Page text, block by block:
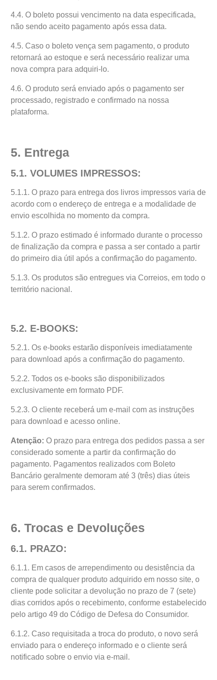
4.4. O boleto possui vencimento na data especificada,
não sendo aceito pagamento após essa data.
4.5. Caso o boleto vença sem pagamento, o produto
retornará ao estoque e será necessário realizar uma
nova compra para adquiri-lo.
4.6. O produto será enviado após o pagamento ser
processado, registrado e confirmado na nossa
plataforma.
5. Entrega
5.1. VOLUMES IMPRESSOS:
5.1.1. O prazo para entrega dos livros impressos varia de
acordo com o endereço de entrega e a modalidade de
envio escolhida no momento da compra.
5.1.2. O prazo estimado é informado durante o processo
de finalização da compra e passa a ser contado a partir
do primeiro dia útil após a confirmação do pagamento.
5.1.3. Os produtos são entregues via Correios, em todo o
território nacional.
5.2. E-BOOKS:
5.2.1. Os e-books estarão disponíveis imediatamente
para download após a confirmação do pagamento.
5.2.2. Todos os e-books são disponibilizados
exclusivamente em formato PDF.
5.2.3. O cliente receberá um e-mail com as instruções
para download e acesso online.
Atenção: O prazo para entrega dos pedidos passa a ser
considerado somente a partir da confirmação do
pagamento. Pagamentos realizados com Boleto
Bancário geralmente demoram até 3 (três) dias úteis
para serem confirmados.
6. Trocas e Devoluções
6.1. PRAZO:
6.1.1. Em casos de arrependimento ou desistência da
compra de qualquer produto adquirido em nosso site, o
cliente pode solicitar a devolução no prazo de 7 (sete)
dias corridos após o recebimento, conforme estabelecido
pelo artigo 49 do Código de Defesa do Consumidor.
6.1.2. Caso requisitada a troca do produto, o novo será
enviado para o endereço informado e o cliente será
notificado sobre o envio via e-mail.